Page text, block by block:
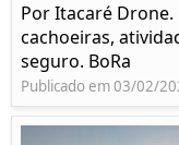
Por Itacaré Drone.
cachoeiras,
seguro. BoRa
Publicado em 03/02/